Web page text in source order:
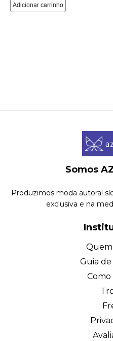
Somos
Produzimos moda autoral
exclusiva e na
Quem
Guia